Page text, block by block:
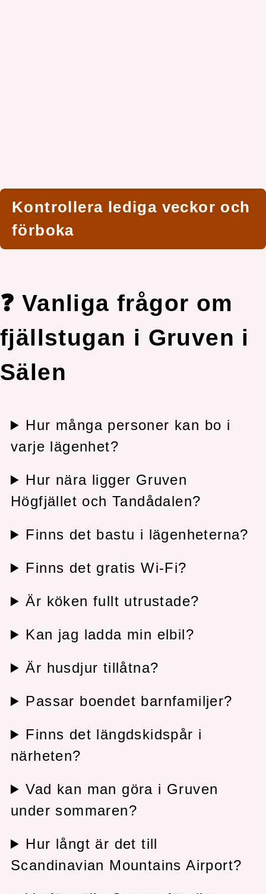
Kontrollera lediga veckor och
förboka
❓ Vanliga frågor om
fjällstugan i Gruven i
Sälen
Hur många personer kan bo i
varje lägenhet?
Hur nära ligger Gruven
Högfjället och Tandådalen?
Finns det bastu i lägenheterna?
Finns det gratis Wi-Fi?
Är köken fullt utrustade?
Kan jag ladda min elbil?
Är husdjur tillåtna?
Passar boendet barnfamiljer?
Finns det längdskidspår i
närheten?
Vad kan man göra i Gruven
under sommaren?
Hur långt är det till
Scandinavian Mountains Airport?